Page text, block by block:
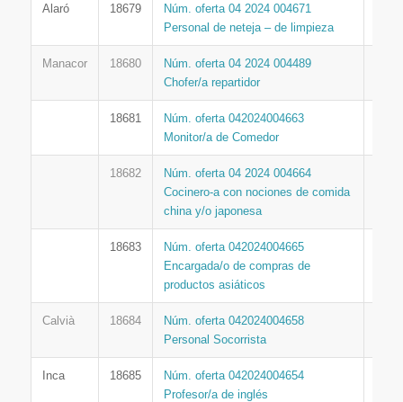
Alaró 18679
Núm. oferta 04 2024 004671
Personal de neteja – de limpieza
Manacor 18680
Núm. oferta 04 2024 004489
Chofer/a repartidor
18681
Núm. oferta 042024004663
Monitor/a de Comedor
18682
Núm. oferta 04 2024 004664
Cocinero-a con nociones de comida
china y/o japonesa
18683
Núm. oferta 042024004665
Encargada/o de compras de
productos asiáticos
Calvià 18684
Núm. oferta 042024004658
Personal Socorrista
Inca 18685
Núm. oferta 042024004654
Profesor/a de inglés